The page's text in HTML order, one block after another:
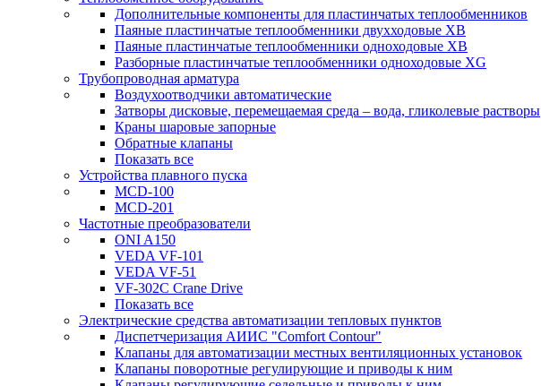
Дополнительные компоненты для пластинчатых теплообменников
Паяные пластинчатые теплообменники двухходовые XB
Паяные пластинчатые теплообменники одноходовые ХВ
Разборные пластинчатые теплообменники одноходовые ХG
Трубопроводная арматура
Воздухоотводчики автоматические
Затворы дисковые, перемещаемая среда – вода, гликолевые растворы
Краны шаровые запорные
Обратные клапаны
Показать все
Устройства плавного пуска
MCD-100
MCD-201
Частотные преобразователи
ONI A150
VEDA VF-101
VEDA VF-51
VF-302C Crane Drive
Показать все
Электрические средства автоматизации тепловых пунктов
Диспетчеризация АИИС "Comfort Contour"
Клапаны для автоматизации местных вентиляционных установок
Клапаны поворотные регулирующие и приводы к ним